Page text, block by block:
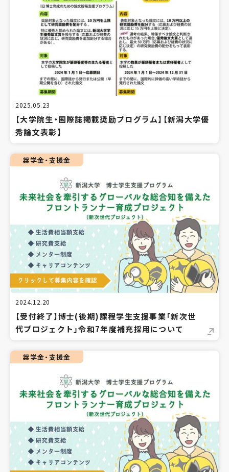
2025.05.23
【大学院生・国際誌掲載奨励プログラム】【新潟大学優
秀論文表彰】
奨学金・支援金
2024.12.20
【受付終了】博士(後期)課程学生支援事業「新次世
代プロジェクト」令和7年度補充採用について
奨学金・支援金